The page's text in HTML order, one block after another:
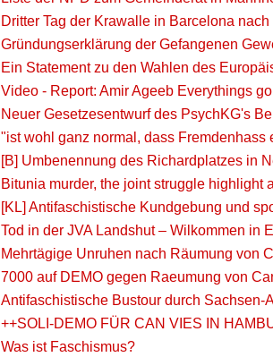
Dritter Tag der Krawalle in Barcelona
Gründungserklärung der Gefangenen
Ein Statement zu den Wahlen des
Video - Report: Amir Ageeb Everythings
Neuer Gesetzesentwurf des PsychKG's
"ist wohl ganz normal, dass Fremdenhass
[B] Umbenennung des Richardplatzes in
Bitunia murder, the joint struggle highlight
[KL] Antifaschistische Kundgebung und
Tod in der JVA Landshut – Wilkommen in
Mehrtägige Unruhen nach Räumung von
7000 auf DEMO gegen Raeumung von
Antifaschistische Bustour durch Sachsen-
++SOLI-DEMO FÜR CAN VIES IN
Was ist Faschismus?